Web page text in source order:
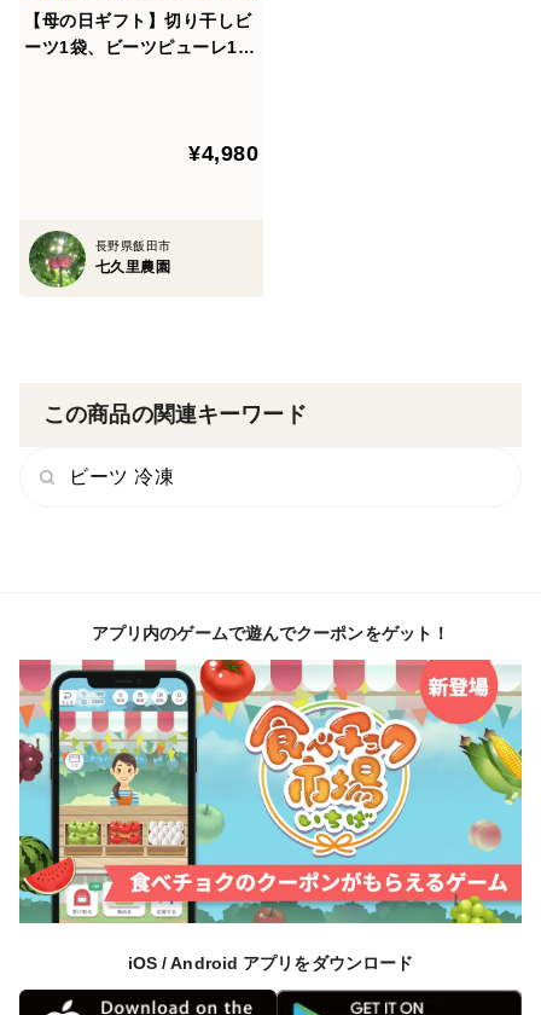
【母の日ギフト】切り干しビ
ーツ1袋、ビーツピューレ120
¥4,980
長野県飯田市
七久里農園
この商品の関連キーワード
ビーツ 冷凍
アプリ内のゲームで遊んでクーポンをゲット！
iOS / Android アプリをダウンロード